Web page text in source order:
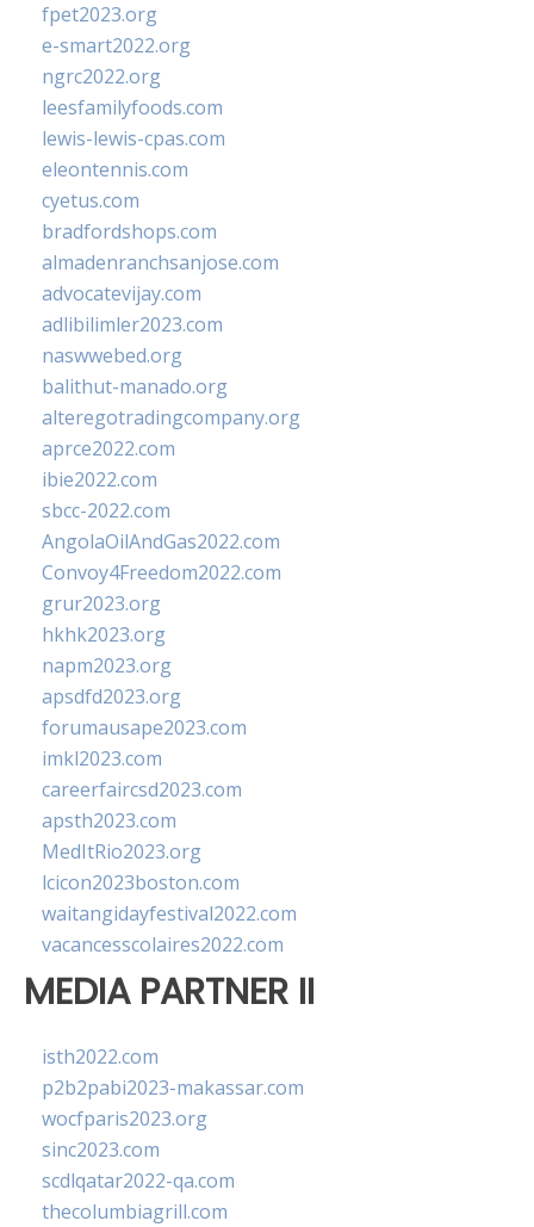
fpet2023.org
e-smart2022.org
ngrc2022.org
leesfamilyfoods.com
lewis-lewis-cpas.com
eleontennis.com
cyetus.com
bradfordshops.com
almadenranchsanjose.com
advocatevijay.com
adlibilimler2023.com
naswwebed.org
balithut-manado.org
alteregotradingcompany.org
aprce2022.com
ibie2022.com
sbcc-2022.com
AngolaOilAndGas2022.com
Convoy4Freedom2022.com
grur2023.org
hkhk2023.org
napm2023.org
apsdfd2023.org
forumausape2023.com
imkl2023.com
careerfaircsd2023.com
apsth2023.com
MedItRio2023.org
lcicon2023boston.com
waitangidayfestival2022.com
vacancesscolaires2022.com
MEDIA PARTNER II
isth2022.com
p2b2pabi2023-makassar.com
wocfparis2023.org
sinc2023.com
scdlqatar2022-qa.com
thecolumbiagrill.com